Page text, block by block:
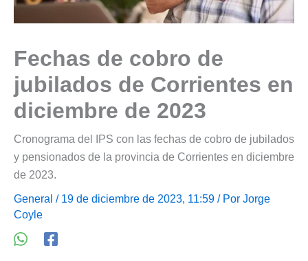
Fechas de cobro de
jubilados de Corrientes en
diciembre de 2023
Cronograma del IPS con las fechas de cobro de jubilados
y pensionados de la provincia de Corrientes en diciembre
de 2023.
General / 19 de diciembre de 2023, 11:59 / Por Jorge
Coyle